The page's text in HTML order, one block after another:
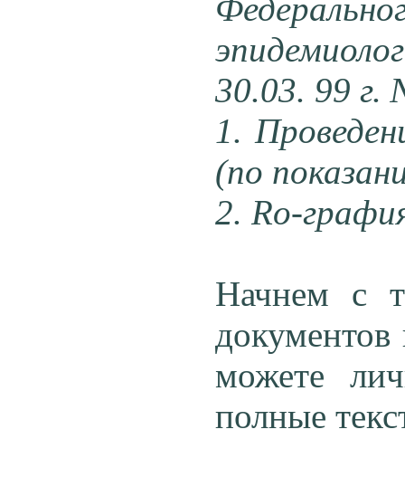
30.03. 99
1.
(по
2. Rо-
Начнем с
можете
полные